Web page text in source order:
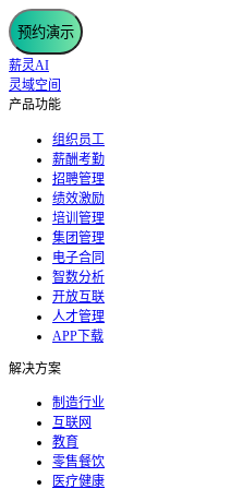
预约演示
薪灵AI
灵域空间
产品功能
组织员工
薪酬考勤
招聘管理
绩效激励
培训管理
集团管理
电子合同
智数分析
开放互联
人才管理
APP下载
解决方案
制造行业
互联网
教育
零售餐饮
医疗健康